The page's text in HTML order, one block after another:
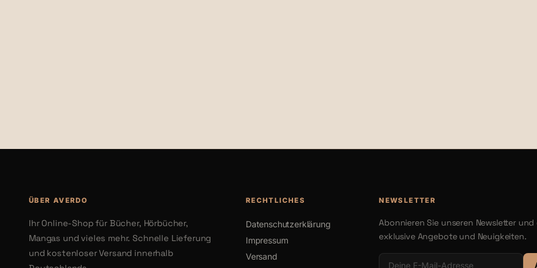
ÜBER AVERDO
Ihr Online-Shop für Bücher, Hörbücher,
Mangas und vieles mehr. Schnelle Lieferung
und kostenloser Versand innerhalb
RECHTLICHES
Datenschutzerklärung
Impressum
Versand
NEWSLETTER
Abonnieren Sie unseren Newsletter und
exklusive Angebote und Neuigkeiten.